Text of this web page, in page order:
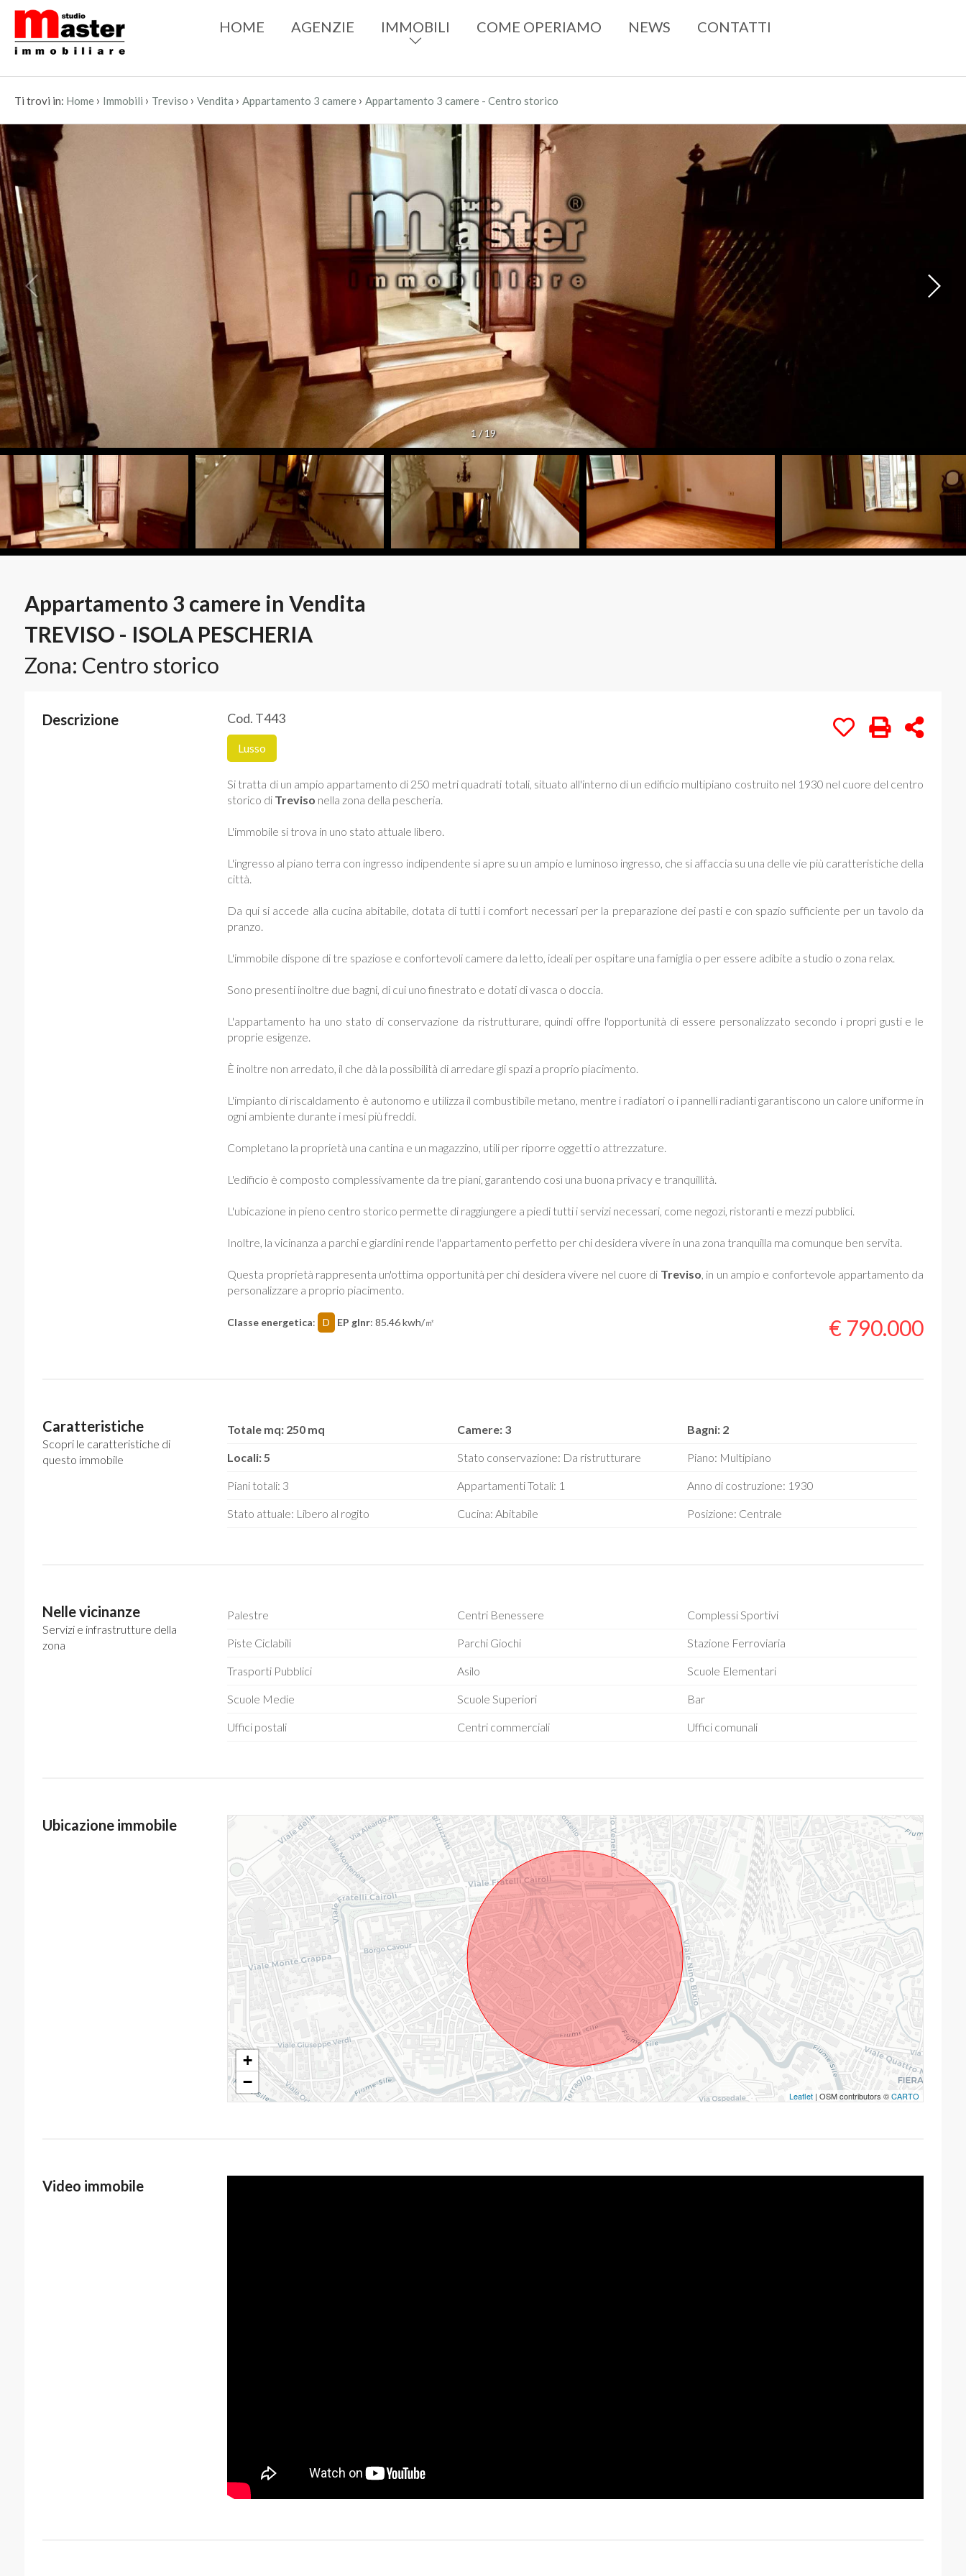
HOME AGENZIE IMMOBILI COME OPERIAMO NEWS CONTATTI
Ti trovi in: Home › Immobili › Treviso › Vendita › Appartamento 3 camere › Appartamento 3 camere - Centro storico
1 /19
Appartamento 3 camere in Vendita
TREVISO - ISOLA PESCHERIA
Zona: Centro storico
Descrizione Cod. T443
Lusso
Si tratta di un ampio appartamento di 250 metri quadrati totali, situato all'interno di un edificio multipiano costruito nel 1930 nel cuore del centro
storico di Treviso nella zona della pescheria.
L'immobile si trova in uno stato attuale libero.
L'ingresso al piano terra con ingresso indipendente si apre su un ampio e luminoso ingresso, che si affaccia su una delle vie più caratteristiche della
città.
Da qui si accede alla cucina abitabile, dotata di tutti i comfort necessari per la preparazione dei pasti e con spazio sufficiente per un tavolo da
pranzo.
L'immobile dispone di tre spaziose e confortevoli camere da letto, ideali per ospitare una famiglia o per essere adibite a studio o zona relax.
Sono presenti inoltre due bagni, di cui uno finestrato e dotati di vasca o doccia.
L'appartamento ha uno stato di conservazione da ristrutturare, quindi offre l'opportunità di essere personalizzato secondo i propri gusti e le
proprie esigenze.
È inoltre non arredato, il che dà la possibilità di arredare gli spazi a proprio piacimento.
L'impianto di riscaldamento è autonomo e utilizza il combustibile metano, mentre i radiatori o i pannelli radianti garantiscono un calore uniforme in
ogni ambiente durante i mesi più freddi.
Completano la proprietà una cantina e un magazzino, utili per riporre oggetti o attrezzature.
L'edificio è composto complessivamente da tre piani, garantendo così una buona privacy e tranquillità.
L'ubicazione in pieno centro storico permette di raggiungere a piedi tutti i servizi necessari, come negozi, ristoranti e mezzi pubblici.
Inoltre, la vicinanza a parchi e giardini rende l'appartamento perfetto per chi desidera vivere in una zona tranquilla ma comunque ben servita.
Questa proprietà rappresenta un'ottima opportunità per chi desidera vivere nel cuore di Treviso, in un ampio e confortevole appartamento da
personalizzare a proprio piacimento.
Classe energetica: D EP glnr: 85.46 kwh/㎡ € 790.000
Caratteristiche
Scopri le caratteristiche di
questo immobile
Totale mq: 250 mq Camere: 3 Bagni: 2
Locali: 5 Stato conservazione: Da ristrutturare Piano: Multipiano
Piani totali: 3 Appartamenti Totali: 1 Anno di costruzione: 1930
Stato attuale: Libero al rogito Cucina: Abitabile Posizione: Centrale
Nelle vicinanze
Servizi e infrastrutture della
zona
Palestre Centri Benessere Complessi Sportivi
Piste Ciclabili Parchi Giochi Stazione Ferroviaria
Trasporti Pubblici Asilo Scuole Elementari
Scuole Medie Scuole Superiori Bar
Uffici postali Centri commerciali Uffici comunali
Ubicazione immobile
+
−
Leaflet | OSM contributors ©CARTO
Video immobile